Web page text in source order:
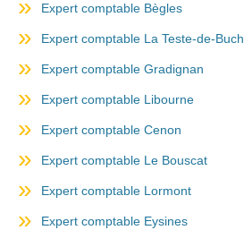
Expert comptable Bègles
Expert comptable La Teste-de-Buch
Expert comptable Gradignan
Expert comptable Libourne
Expert comptable Cenon
Expert comptable Le Bouscat
Expert comptable Lormont
Expert comptable Eysines